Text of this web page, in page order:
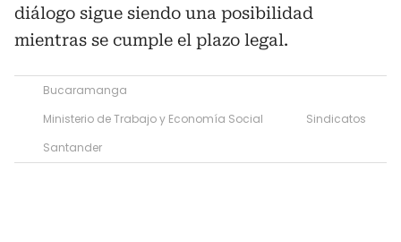
diálogo sigue siendo una posibilidad
mientras se cumple el plazo legal.
Bucaramanga
Ministerio de Trabajo y Economía Social
Sindicatos
Santander